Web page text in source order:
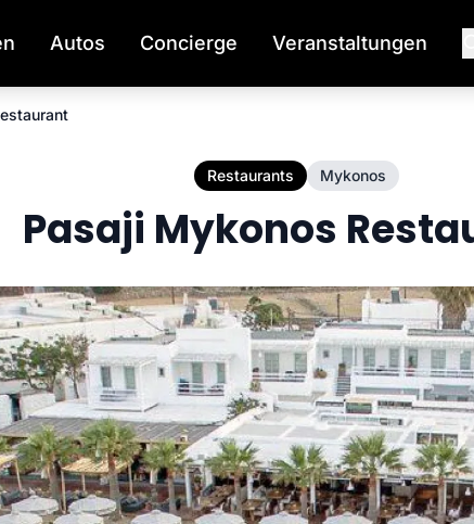
Autos Concierge Veranstaltungen
Restaurants Mykonos
Pasaji Mykonos